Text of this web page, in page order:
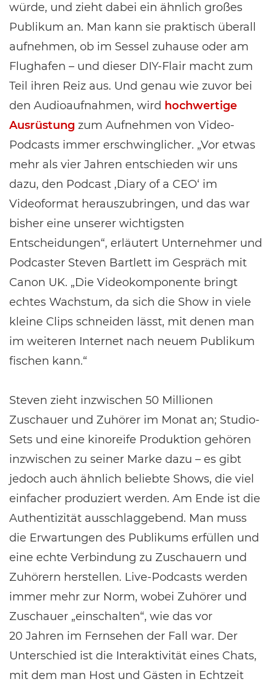
würde, und zieht dabei ein ähnlich großes
Publikum an. Man kann sie praktisch überall
aufnehmen, ob im Sessel zuhause oder am
Flughafen – und dieser DIY-Flair macht zum
Teil ihren Reiz aus. Und genau wie zuvor bei
den Audioaufnahmen, wird hochwertige
Ausrüstung zum Aufnehmen von Video-
Podcasts immer erschwinglicher. „Vor etwas
mehr als vier Jahren entschieden wir uns
dazu, den Podcast ‚Diary of a CEO‘ im
Videoformat herauszubringen, und das war
bisher eine unserer wichtigsten
Entscheidungen“, erläutert Unternehmer und
Podcaster Steven Bartlett im Gespräch mit
Canon UK. „Die Videokomponente bringt
echtes Wachstum, da sich die Show in viele
kleine Clips schneiden lässt, mit denen man
im weiteren Internet nach neuem Publikum
fischen kann.“
Steven zieht inzwischen 50 Millionen
Zuschauer und Zuhörer im Monat an; Studio-
Sets und eine kinoreife Produktion gehören
inzwischen zu seiner Marke dazu – es gibt
jedoch auch ähnlich beliebte Shows, die viel
einfacher produziert werden. Am Ende ist die
Authentizität ausschlaggebend. Man muss
die Erwartungen des Publikums erfüllen und
eine echte Verbindung zu Zuschauern und
Zuhörern herstellen. Live-Podcasts werden
immer mehr zur Norm, wobei Zuhörer und
Zuschauer „einschalten“, wie das vor
20 Jahren im Fernsehen der Fall war. Der
Unterschied ist die Interaktivität eines Chats,
mit dem man Host und Gästen in Echtzeit